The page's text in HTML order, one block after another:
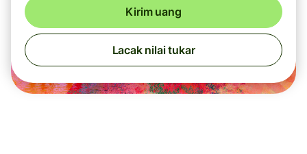
Kirim uang
Lacak nilai tukar